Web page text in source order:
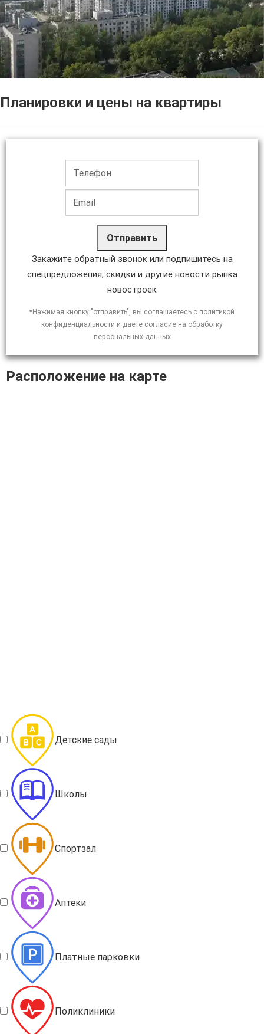
Планировки и цены на квартиры
Отправить
Закажите обратный звонок или подпишитесь на
спецпредложения, скидки и другие новости рынка
новостроек
*Нажимая кнопку "отправить", вы соглашаетесь с политикой
конфиденциальности и даете согласие на обработку
персональных данных
Расположение на карте
Детские сады
Школы
Спортзал
Аптеки
Платные парковки
Поликлиники